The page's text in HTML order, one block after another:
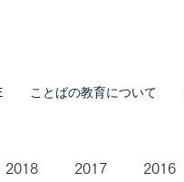
ことばの教育について
2018 2017 2016